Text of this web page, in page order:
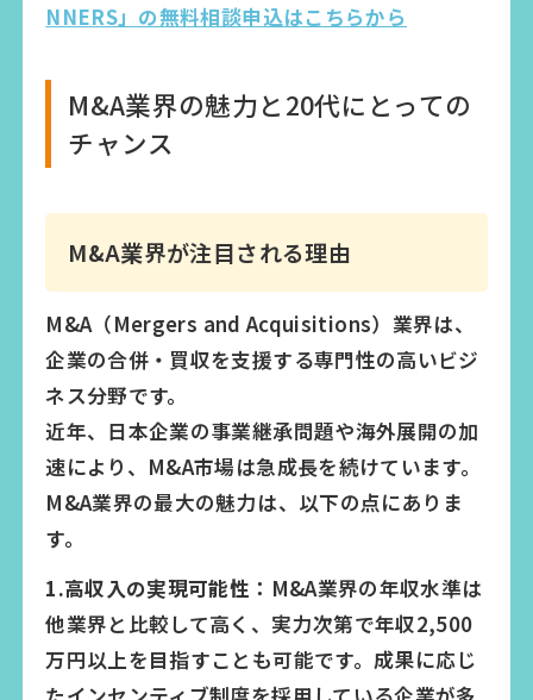
NNERS」の無料相談申込はこちらから
M&A業界の魅力と20代にとっての
チャンス
M&A業界が注目される理由
M&A（Mergers and Acquisitions）業界は、
企業の合併・買収を支援する専門性の高いビジ
ネス分野です。
近年、日本企業の事業継承問題や海外展開の加
速により、M&A市場は急成長を続けています。
M&A業界の最大の魅力は、以下の点にありま
す。
1.高収入の実現可能性： M&A業界の年収水準は
他業界と比較して高く、実力次第で年収2,500
万円以上を目指すことも可能です。成果に応じ